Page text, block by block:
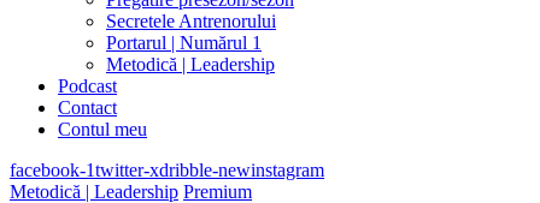
Secretele Antrenorului
Portarul | Numărul 1
Metodică | Leadership
Podcast
Contact
Contul meu
facebook-1twitter-xdribble-newinstagram
Metodică | Leadership Premium